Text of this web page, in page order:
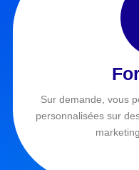
Sur demande, vous
personnalisées sur